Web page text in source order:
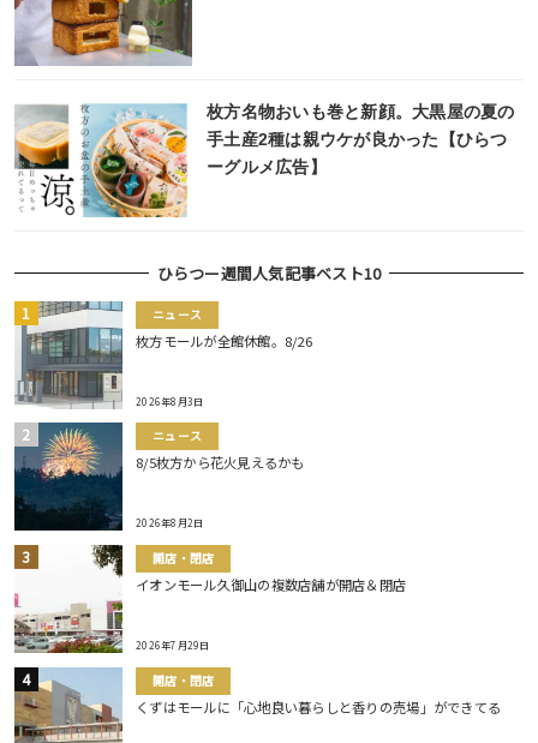
枚方名物おいも巻と新顔。大黒屋の夏の
手土産2種は親ウケが良かった【ひらつ
ーグルメ広告】
ひらつー週間人気記事ベスト10
ニュース
枚方モールが全館休館。8/26
2026年8月3日
ニュース
8/5枚方から花火見えるかも
2026年8月2日
開店・閉店
イオンモール久御山の複数店舗が開店＆閉店
2026年7月29日
開店・閉店
くずはモールに「心地良い暮らしと香りの売場」ができてる